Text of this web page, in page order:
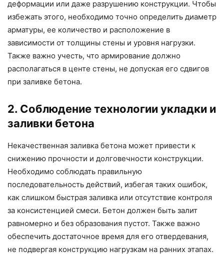
деформации или даже разрушению конструкции. Чтобы
избежать этого, необходимо точно определить диаметр
арматуры, ее количество и расположение в
зависимости от толщины стены и уровня нагрузки.
Также важно учесть, что армирование должно
располагаться в центе стены, не допуская его сдвигов
при заливке бетона.
2. Соблюдение технологии укладки и
заливки бетона
Некачественная заливка бетона может привести к
снижению прочности и долговечности конструкции.
Необходимо соблюдать правильную
последовательность действий, избегая таких ошибок,
как слишком быстрая заливка или отсутствие контроля
за консистенцией смеси. Бетон должен быть залит
равномерно и без образования пустот. Также важно
обеспечить достаточное время для его отвердевания,
не подвергая конструкцию нагрузкам на ранних этапах.